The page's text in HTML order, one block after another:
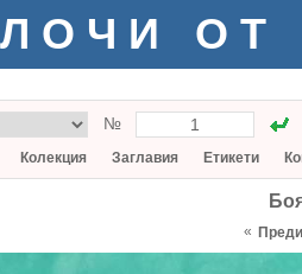
ОТ
№
Колекция Заглавия Етикети
«